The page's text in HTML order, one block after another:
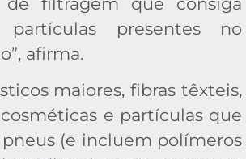
partículas presentes no
afirma.
maiores, fibras têxteis,
e partículas que
(e incluem polímeros